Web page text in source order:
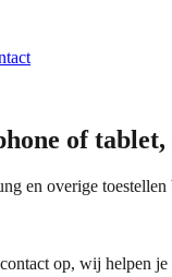
of
en overige
op, wij helpen je